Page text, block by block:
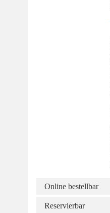
Online bestellbar
Reservierbar